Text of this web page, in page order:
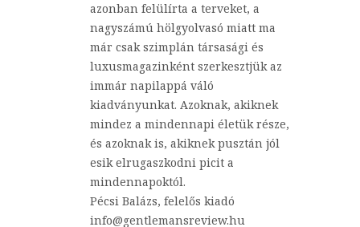
azonban felülírta a terveket, a
nagyszámú hölgyolvasó miatt ma
már csak szimplán társasági és
luxusmagazinként szerkesztjük az
immár napilappá váló
kiadványunkat. Azoknak, akiknek
mindez a mindennapi életük része,
és azoknak is, akiknek pusztán jól
esik elrugaszkodni picit a
mindennapoktól.
Pécsi Balázs, felelős kiadó
info@gentlemansreview.hu